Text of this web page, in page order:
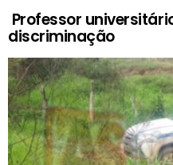
Professor
discriminação